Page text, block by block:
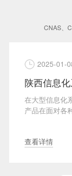
CNAS、
2025-01-
在大型信息化
产品在面对各
查看详情